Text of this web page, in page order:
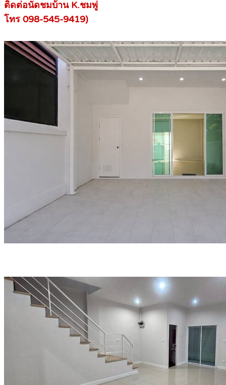
ติดต่อนัดชมบ้าน K.ชมพู่
โทร 098-545-9419)